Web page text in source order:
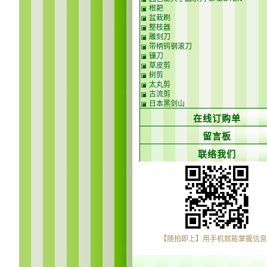
根耙
盆栽刷
整枝器
雕刻刀
带柄钨钢滚刀
镰刀
草皮剪
树剪
太丸剪
古流剪
日本黑剑山
在线订购单
留言板
联络我们
【随拍即上】用手机就能掌握信